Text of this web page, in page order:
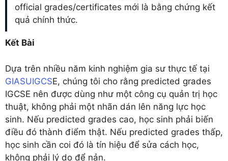
official grades/certificates mới là bằng chứng kết
quả chính thức.
Kết Bài
Dựa trên nhiều năm kinh nghiệm gia sư thực tế tại
GIASUIGCSE, chúng tôi cho rằng predicted grades
IGCSE nên được dùng như một công cụ quản trị học
thuật, không phải một nhãn dán lên năng lực học
sinh. Nếu predicted grades cao, học sinh phải biến
điều đó thành điểm thật. Nếu predicted grades thấp,
học sinh cần coi đó là tín hiệu để sửa cách học,
không phải lý do để nản.